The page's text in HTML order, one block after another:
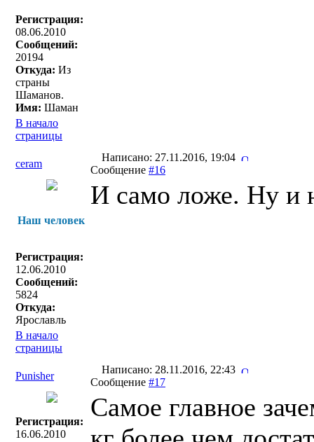
Регистрация:
08.06.2010
Сообщений:
20194
Откуда: Из
страны
Шаманов.
Имя: Шаман
В начало
страницы
ceram
Написано: 27.11.2016, 19:04
Сообщение #16
Наш человек
Регистрация:
12.06.2010
Сообщений:
5824
Откуда:
Ярославль
И само ложе. Ну и
В начало
страницы
Punisher
Написано: 28.11.2016, 22:43
Сообщение #17
Регистрация:
16.06.2010
Самое главное